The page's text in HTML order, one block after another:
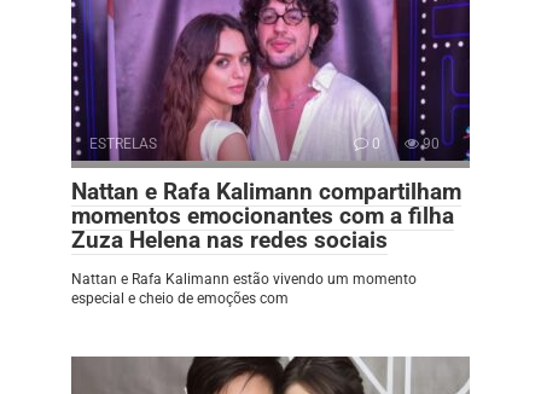
ESTRELAS 0 90
Nattan e Rafa Kalimann compartilham
momentos emocionantes com a filha
Zuza Helena nas redes sociais
Nattan e Rafa Kalimann estão vivendo um momento
especial e cheio de emoções com